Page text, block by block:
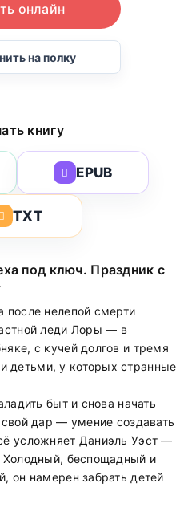
онлайн
на полку
книгу
EPUB
TXT
под ключ. Праздник с
после нелепой смерти
леди Лоры — в
с кучей долгов и тремя
у которых странные
быт и снова начать
дар — умение создавать
усложняет Даниэль Уэст —
Холодный, беспощадный и
он намерен забрать детей